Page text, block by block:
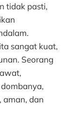
tidak pasti,
sangat kuat,
Seorang
aman, dan